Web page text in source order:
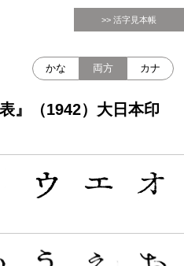
>> 活字見本帳
』（1942）大日本印
かな 両方 カナ